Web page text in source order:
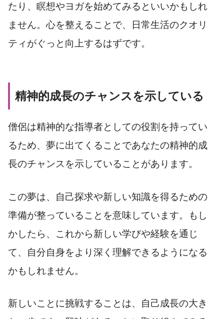
たり、瞑想やヨガを始めてみるといいかもしれ
ません。心を整えることで、日常生活のクオリ
ティがぐっと向上するはずです。
精神的成長のチャンスを示している
僧侶は精神的な指導者としての役割を持ってい
るため、夢に出てくることであなたの精神的成
長のチャンスを示していることがあります。
この夢は、自己探求や新しい知識を得るための
準備が整っていることを意味しています。もし
かしたら、これから新しい学びや経験を通じ
て、自分自身をより深く理解できるようになる
かもしれません。
新しいことに挑戦することは、自己成長の大き